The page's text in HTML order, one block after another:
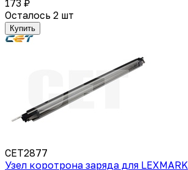
173 ₽
Осталось 2 шт
Купить
CET2877
Узел коротрона заряда для LEXMARK